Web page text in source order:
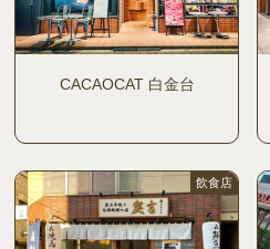
CACAOCAT 白金台
飲食店